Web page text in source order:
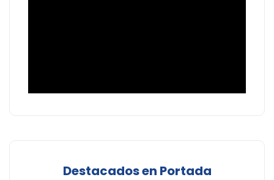
Destacados en Portada